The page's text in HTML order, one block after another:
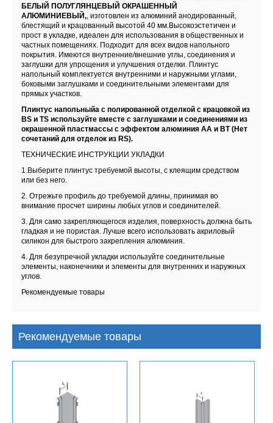
БЕЛЫЙ ПОЛУГЛЯНЦЕВЫЙ ОКРАШЕННЫЙ
АЛЮМИНИЕВЫЙ, , изготовлен из алюминий анодированный,
блестящий и крацованный высотой 40 мм.Высокоэстетичен и
прост в укладке, идеален для использования в общественных и
частных помещениях. Подходит для всех видов напольного
покрытия. Имеются внутренние/внешние углы, соединения и
заглушки для упрощения и улучшения отделки. Плинтус
напольный комплектуется внутренними и наружными углами,
боковыми заглушками и соединительными элементами для
прямых участков.
Плинтус напольныйа с полированной отделкой с крацовкой из
BS и TS используйте вместе с заглушками и соединениями из
окрашенной пластмассы с эффектом алюминия АА и ВТ (Нет
сочетаний для отделок из RS).
ТЕХНИЧЕСКИЕ ИНСТРУКЦИИ УКЛАДКИ
1.Выберите плинтус требуемой высоты, с клеящим средством
или без него.
2. Отрежьте профиль до требуемой длины, принимая во
внимание просчет ширины любых углов и соединителей.
3. Для само закрепляющегося изделия, поверхность должна быть
гладкая и не пористая. Лучше всего использовать акриловый
силикон для быстрого закрепления алюминия.
4. Для безупречной укладки используйте соединительные
элементы, наконечники и элементы для внутренних и наружных
углов.
Рекомендуемые товары
Рекомендуемые товары